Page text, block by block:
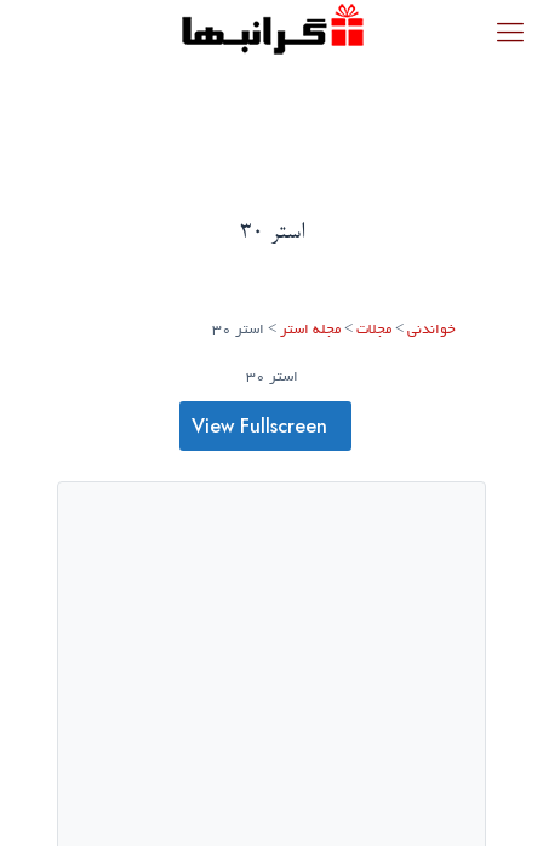
استر 30
خواندنی> مجلات> مجله استر > استر 30
استر 30
View Fullscreen